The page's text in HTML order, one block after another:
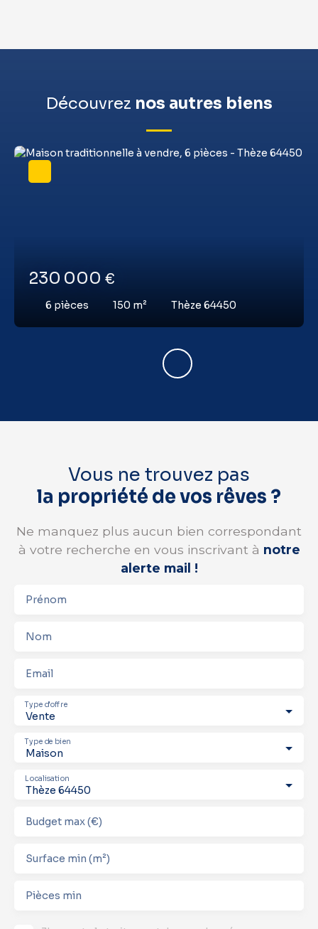
Découvrez nos autres biens
230 000 €
6 pièces 150 m² Thèze 64450
Vous ne trouvez pas
la propriété de vos rêves ?
Ne manquez plus aucun bien correspondant
à votre recherche en vous inscrivant à notre
alerte mail !
Prénom
Nom
Email
Vente
Type d'offre
Maison
Type de bien
Thèze 64450
Localisation
Budget max (€)
Surface min (m²)
Pièces min